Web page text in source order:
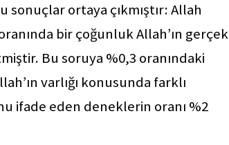
sonuçlar ortaya çıkmıştır: Allah
bir çoğunluk Allah’ın gerçek
Bu soruya %0,3 oranındaki
varlığı konusunda farklı
ifade eden deneklerin oranı %2